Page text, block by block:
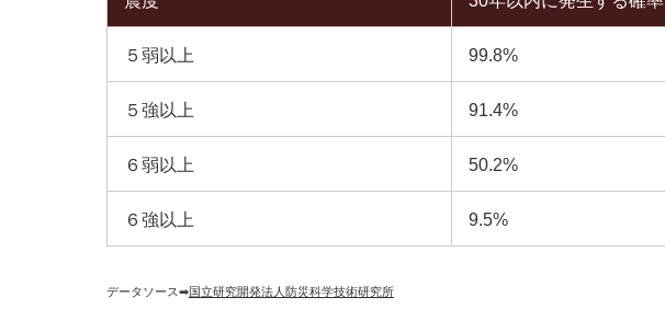
５弱以上 99.8%
５強以上 91.4%
６弱以上 50.2%
６強以上 9.5%
データソース➡︎国立研究開発法人防災科学技術研究所